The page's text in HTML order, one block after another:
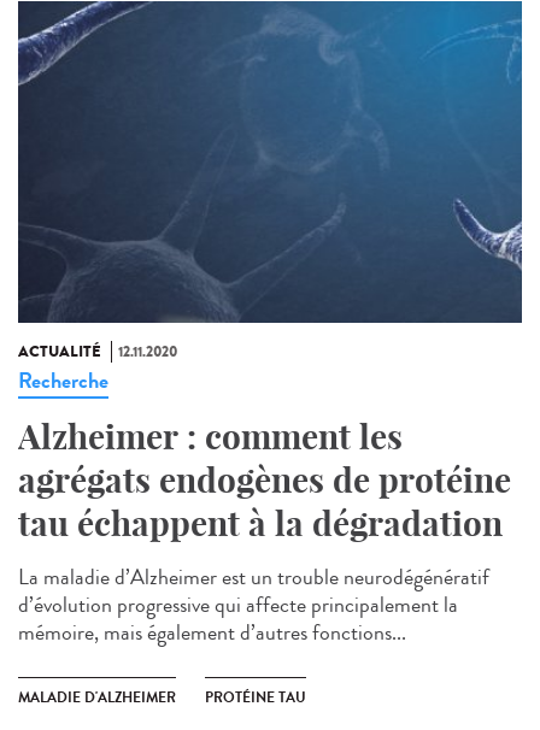
ACTUALITÉ 12.11.2020
Recherche
Alzheimer : comment les
agrégats endogènes de protéine
tau échappent à la dégradation
La maladie d’Alzheimer est un trouble neurodégénératif
d’évolution progressive qui affecte principalement la
mémoire, mais également d’autres fonctions...
MALADIE D'ALZHEIMER PROTÉINE TAU